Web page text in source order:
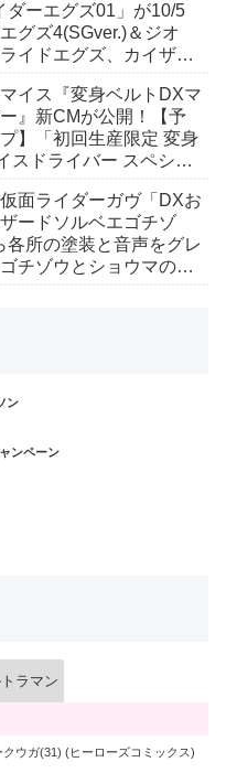
ダーエグズ01」が10/5
グズ4(SGver.)＆ジオ
イドエグズ、カイザ、
イス『変身ベルトDXマ
』新CMが公開！【予
】「初回生産限定 変身
スドライバー スペシャ
仮面ライダーガヴ「DXお
ードソルベエゴチゾ
各所の塗装と音声をグレ
チゾウとショウマのボ
ン
ンペーン
ラマン
クウガ(31) (ヒーローズコミックス)